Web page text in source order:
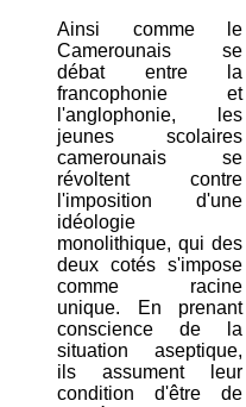
Ainsi comme le
Camerounais se
débat entre la
francophonie et
l'anglophonie, les
jeunes scolaires
camerounais se
révoltent contre
l'imposition d'une
idéologie
monolithique, qui des
deux cotés s'impose
comme racine
unique. En prenant
conscience de la
situation aseptique,
ils assument leur
condition d'être de